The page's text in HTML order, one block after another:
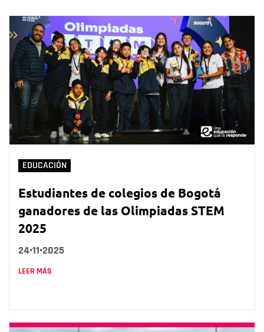
EDUCACIÓN
Estudiantes de colegios de Bogotá
ganadores de las Olimpiadas STEM
2025
24•11•2025
LEER MÁS